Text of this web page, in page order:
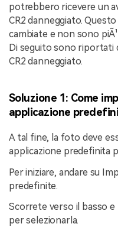
potrebbero ricevere un
CR2 danneggiato.
cambiate e non sono
Di seguito sono riportati
CR2 danneggiato.
Soluzione 1: Come
applicazione
A tal fine, la foto deve
applicazione predefinita
Per iniziare, andare su
predefinite.
Scorrete verso il basso e
per selezionarla.